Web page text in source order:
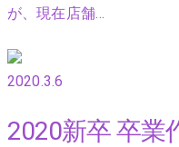
が、現在店舗…
2020.3.6
2020新卒 卒業